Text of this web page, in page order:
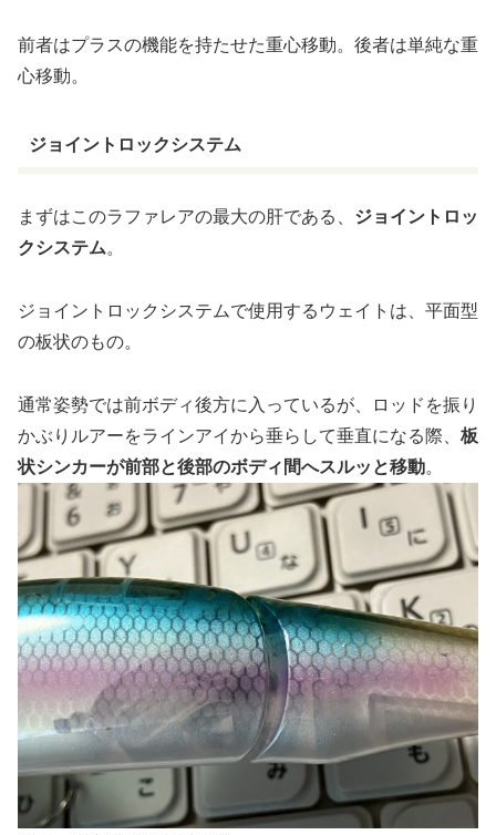
前者はプラスの機能を持たせた重心移動。後者は単純な重
心移動。
ジョイントロックシステム
まずはこのラファレアの最大の肝である、 ジョイントロッ
クシステム。
ジョイントロックシステムで使用するウェイトは、平面型
の板状のもの。
通常姿勢では前ボディ後方に入っているが、ロッドを振り
かぶりルアーをラインアイから垂らして垂直になる際、 板
状シンカーが前部と後部のボディ間へスルッと移動。